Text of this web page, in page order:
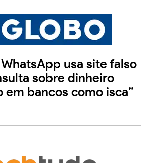
usa site falso
sobre dinheiro
em bancos como isca”